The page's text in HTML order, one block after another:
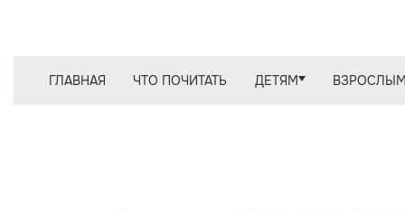
ГЛАВНАЯ ЧТО ПОЧИТАТЬ ДЕТЯМ